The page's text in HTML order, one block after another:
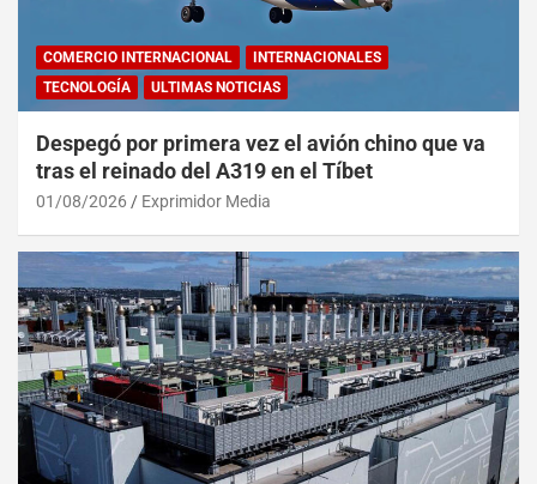
COMERCIO INTERNACIONAL
INTERNACIONALES
TECNOLOGÍA
ULTIMAS NOTICIAS
Despegó por primera vez el avión chino que va
tras el reinado del A319 en el Tíbet
01/08/2026 Exprimidor Media